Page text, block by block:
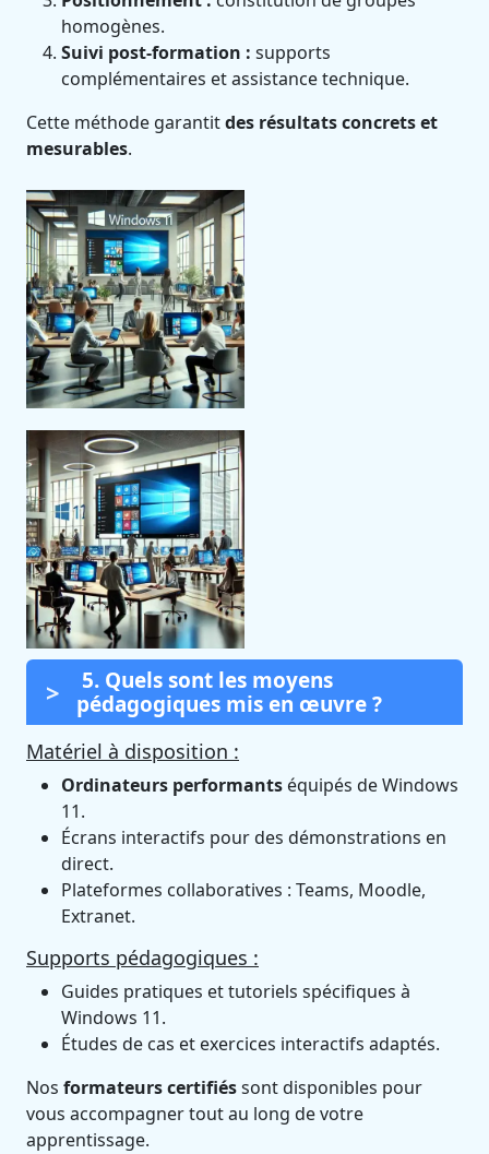
homogènes.
Suivi post-formation : supports
complémentaires et assistance technique.
Cette méthode garantitdes résultats concrets et
mesurables.
5. Quels sont les moyens
pédagogiques mis en œuvre ?
Matériel à disposition :
Ordinateurs performants équipés de Windows
11.
Écrans interactifs pour des démonstrations en
direct.
Plateformes collaboratives : Teams, Moodle,
Extranet.
Supports pédagogiques :
Guides pratiques et tutoriels spécifiques à
Windows 11.
Études de cas et exercices interactifs adaptés.
Nos formateurs certifiéssont disponibles pour
vous accompagner tout au long de votre
apprentissage.